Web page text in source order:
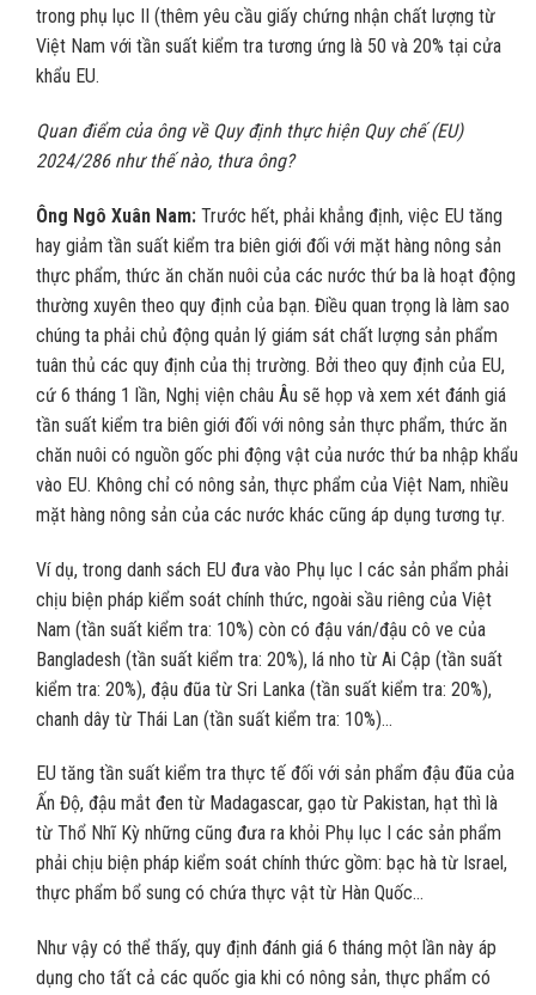
trong phụ lục II (thêm yêu cầu giấy chứng nhận chất lượng từ
Việt Nam với tần suất kiểm tra tương ứng là 50 và 20% tại cửa
khẩu EU.
Quan điểm của ông về Quy định thực hiện Quy chế (EU)
2024/286 như thế nào, thưa ông?
Ông Ngô Xuân Nam: Trước hết, phải khẳng định, việc EU tăng
hay giảm tần suất kiểm tra biên giới đối với mặt hàng nông sản
thực phẩm, thức ăn chăn nuôi của các nước thứ ba là hoạt động
thường xuyên theo quy định của bạn. Điều quan trọng là làm sao
chúng ta phải chủ động quản lý giám sát chất lượng sản phẩm
tuân thủ các quy định của thị trường. Bởi theo quy định của EU,
cứ 6 tháng 1 lần, Nghị viện châu Âu sẽ họp và xem xét đánh giá
tần suất kiểm tra biên giới đối với nông sản thực phẩm, thức ăn
chăn nuôi có nguồn gốc phi động vật của nước thứ ba nhập khẩu
vào EU. Không chỉ có nông sản, thực phẩm của Việt Nam, nhiều
mặt hàng nông sản của các nước khác cũng áp dụng tương tự.
Ví dụ, trong danh sách EU đưa vào Phụ lục I các sản phẩm phải
chịu biện pháp kiểm soát chính thức, ngoài sầu riêng của Việt
Nam (tần suất kiểm tra: 10%) còn có đậu ván/đậu cô ve của
Bangladesh (tần suất kiểm tra: 20%), lá nho từ Ai Cập (tần suất
kiểm tra: 20%), đậu đũa từ Sri Lanka (tần suất kiểm tra: 20%),
chanh dây từ Thái Lan (tần suất kiểm tra: 10%)…
EU tăng tần suất kiểm tra thực tế đối với sản phẩm đậu đũa của
Ấn Độ, đậu mắt đen từ Madagascar, gạo từ Pakistan, hạt thì là
từ Thổ Nhĩ Kỳ những cũng đưa ra khỏi Phụ lục I các sản phẩm
phải chịu biện pháp kiểm soát chính thức gồm: bạc hà từ Israel,
thực phẩm bổ sung có chứa thực vật từ Hàn Quốc…
Như vậy có thể thấy, quy định đánh giá 6 tháng một lần này áp
dụng cho tất cả các quốc gia khi có nông sản, thực phẩm có